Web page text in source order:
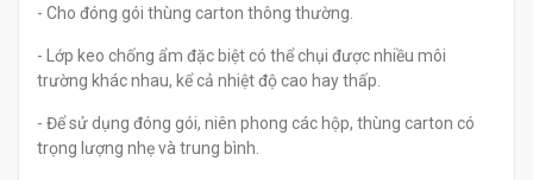
- Cho đóng gói thùng carton thông thường.
- Lớp keo chống ẩm đặc biệt có thể chụi được nhiều môi
trường khác nhau, kể cả nhiệt độ cao hay thấp.
- Để sử dụng đóng gói, niên phong các hộp, thùng carton có
trọng lượng nhẹ và trung bình.